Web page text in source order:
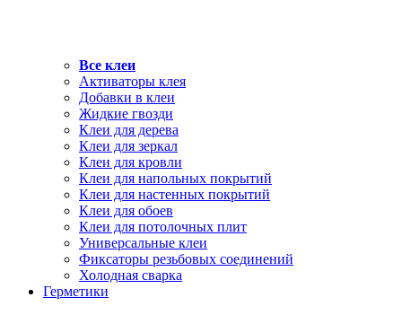
Все клеи
Активаторы клея
Добавки в клеи
Жидкие гвозди
Клеи для дерева
Клеи для зеркал
Клеи для кровли
Клеи для напольных покрытий
Клеи для настенных покрытий
Клеи для обоев
Клеи для потолочных плит
Универсальные клеи
Фиксаторы резьбовых соединений
Холодная сварка
Герметики